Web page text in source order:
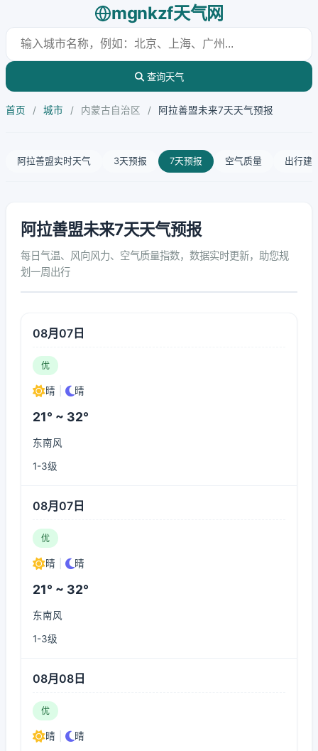
mgnkzf天气网
查询天气
首页 / 城市 / 内蒙古自治区 / 阿拉善盟未来7天天气预报
阿拉善盟实时天气 3天预报 7天预报 空气质量 出行建
阿拉善盟未来7天天气预报
每日气温、风向风力、空气质量指数，数据实时更新，助您规
划一周出行
08月07日
优
晴 晴
21° ~ 32°
东南风
1-3级
08月07日
优
晴 晴
21° ~ 32°
东南风
1-3级
08月08日
优
晴 晴